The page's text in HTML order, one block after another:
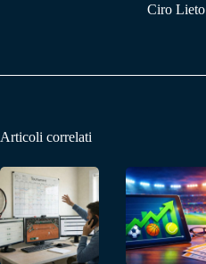
Ciro Lieto
Articoli correlati